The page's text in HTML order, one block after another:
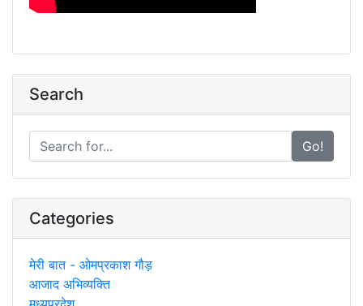
Search
Go!
Categories
मेरी बात - ओमप्रकाश गौड़
आजाद अभिव्यक्ति